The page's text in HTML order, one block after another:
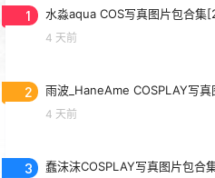
1 水淼aqua COS写真图片包合集
4 天前
2 雨波_HaneAme COSPLAY写
4 天前
3 蠢沫沫COSPLAY写真图片包合